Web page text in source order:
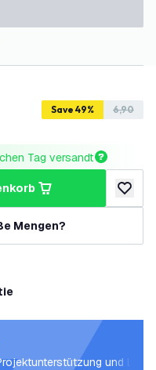
Save 49% 6,90
Tag versandt
zur
Mengen?
und